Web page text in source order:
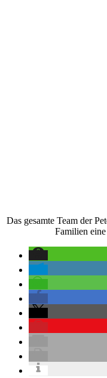
Das gesamte Team der
Familien